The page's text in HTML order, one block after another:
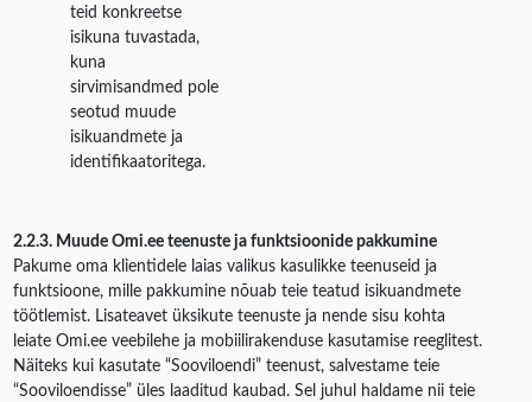
teid konkreetse
isikuna tuvastada,
kuna
sirvimisandmed pole
seotud muude
isikuandmete ja
identifikaatoritega.
2.2.3. Muude Omi.ee teenuste ja funktsioonide pakkumine
Pakume oma klientidele laias valikus kasulikke teenuseid ja
funktsioone, mille pakkumine nõuab teie teatud isikuandmete
töötlemist. Lisateavet üksikute teenuste ja nende sisu kohta
leiate Omi.ee veebilehe ja mobiilirakenduse kasutamise reeglitest.
Näiteks kui kasutate “Sooviloendi” teenust, salvestame teie
“Sooviloendisse” üles laaditud kaubad. Sel juhul haldame nii teie